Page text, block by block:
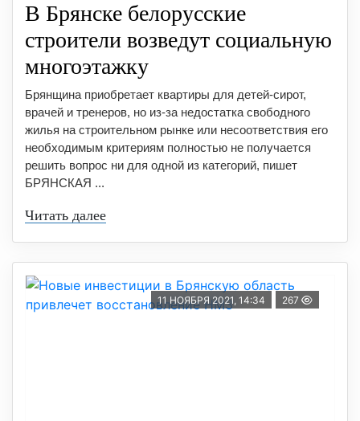
В Брянске белорусские
строители возведут социальную
многоэтажку
Брянщина приобретает квартиры для детей-сирот,
врачей и тренеров, но из-за недостатка свободного
жилья на строительном рынке или несоответствия его
необходимым критериям полностью не получается
решить вопрос ни для одной из категорий, пишет
БРЯНСКАЯ ...
Читать далее
11 НОЯБРЯ 2021, 14:34 267